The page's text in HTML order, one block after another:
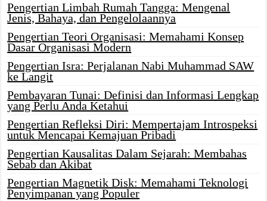
Pengertian Limbah Rumah Tangga: Mengenal
Jenis, Bahaya, dan Pengelolaannya
Pengertian Teori Organisasi: Memahami Konsep
Dasar Organisasi Modern
Pengertian Isra: Perjalanan Nabi Muhammad SAW
ke Langit
Pembayaran Tunai: Definisi dan Informasi Lengkap
yang Perlu Anda Ketahui
Pengertian Refleksi Diri: Mempertajam Introspeksi
untuk Mencapai Kemajuan Pribadi
Pengertian Kausalitas Dalam Sejarah: Membahas
Sebab dan Akibat
Pengertian Magnetik Disk: Memahami Teknologi
Penyimpanan yang Populer